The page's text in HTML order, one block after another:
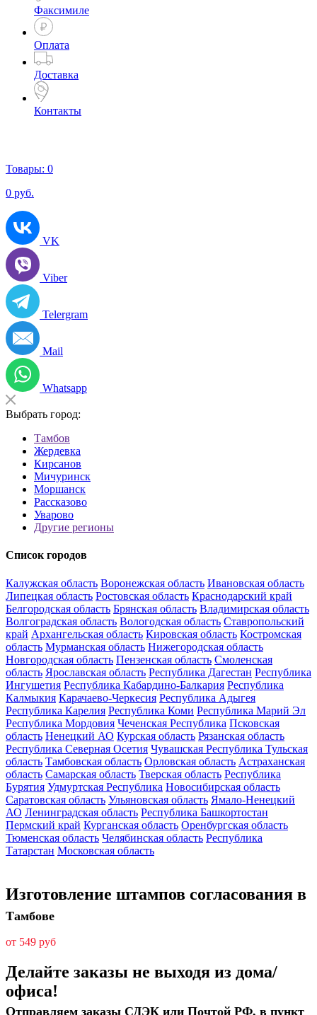
Факсимиле
Оплата
Доставка
Контакты
Товары: 0
0 руб.
VK
Viber
Telergram
Mail
Whatsapp
Выбрать город:
Тамбов
Жердевка
Кирсанов
Мичуринск
Моршанск
Рассказово
Уварово
Другие регионы
Список городов
Калужская область Воронежская область Ивановская область
Липецкая область Ростовская область Краснодарский край
Белгородская область Брянская область Владимирская область
Волгоградская область Вологодская область Ставропольский
край Архангельская область Кировская область Костромская
область Мурманская область Нижегородская область
Новгородская область Пензенская область Смоленская
область Ярославская область Республика Дагестан Республика
Ингушетия Республика Кабардино-Балкария Республика
Калмыкия Карачаево-Черкесия Республика Адыгея
Республика Карелия Республика Коми Республика Марий Эл
Республика Мордовия Чеченская Республика Псковская
область Ненецкий АО Курская область Рязанская область
Республика Северная Осетия Чувашская Республика Тульская
область Тамбовская область Орловская область Астраханская
область Самарская область Тверская область Республика
Бурятия Удмуртская Республика Новосибирская область
Саратовская область Ульяновская область Ямало-Ненецкий
АО Ленинградская область Республика Башкортостан
Пермский край Курганская область Оренбургская область
Тюменская область Челябинская область Республика
Татарстан Московская область
Изготовление штампов согласования в
Тамбове
от 549 руб
Делайте заказы не выходя из дома/
офиса!
Отправляем заказы СДЭК или Почтой РФ, в пункт